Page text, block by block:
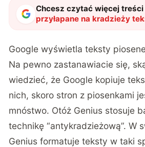
Chcesz czytać więcej treści
przyłapane na kradzieży
piosenek"?
Google wyświetla teksty
Na pewno zastanawiacie się,
wiedzieć, że Google kopiuje
nich, skoro stron z piosenkami
mnóstwo. Otóż Genius stosuje
technikę “antykradzieżową”. W
Genius formatuje teksty w taki